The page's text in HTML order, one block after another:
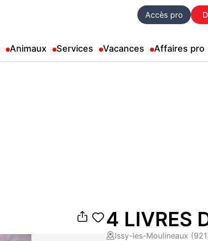
Accès pro
Animaux Services Vacances Affaires pro
4 LIVRES
Issy-les-Moulineaux